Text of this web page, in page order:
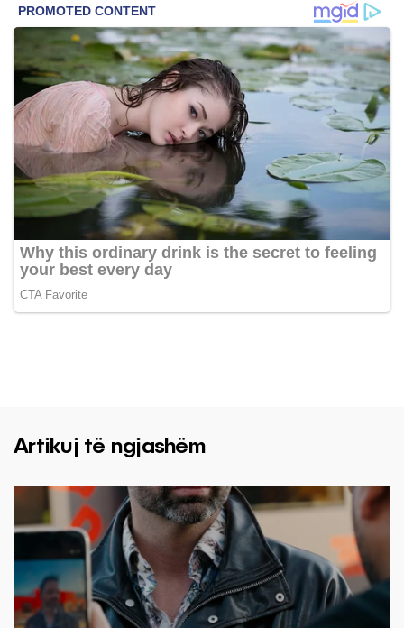
Artikuj të ngjashëm